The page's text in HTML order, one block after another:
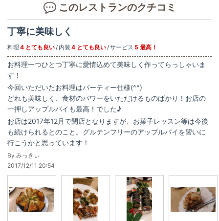
このレストランのクチコミ
丁寧に美味しく
料理 4 とても良い 内装 4 とても良い サービス 5 最高！
お料理一つひとつ丁寧に愛情込めて美味しく作ってらっしゃいま
す！
今回いただいたお料理はパーティー仕様(^^)
どれも美味しく、食材のパワーをいただけるものばかり！お店の
一押しアップルパイも最高！でした♪
お店は2017年12月で閉店となりますが、お菓子レッスン等は今後
も続けられるとのこと。グルテンフリーのアップルパイを習いに
行こうかと思っています！
By みっきぃ
2017/12/11 20:54